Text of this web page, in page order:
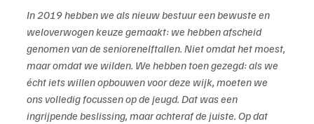
In 2019 hebben we als nieuw bestuur een bewuste en
weloverwogen keuze gemaakt: we hebben afscheid
genomen van de seniorenelftallen. Niet omdat het moest,
maar omdat we wilden. We hebben toen gezegd: als we
écht iets willen opbouwen voor deze wijk, moeten we
ons volledig focussen op de jeugd. Dat was een
ingrijpende beslissing, maar achteraf de juiste. Op dat